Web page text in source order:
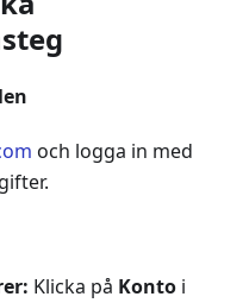
och logga in med
Klicka på Konto i